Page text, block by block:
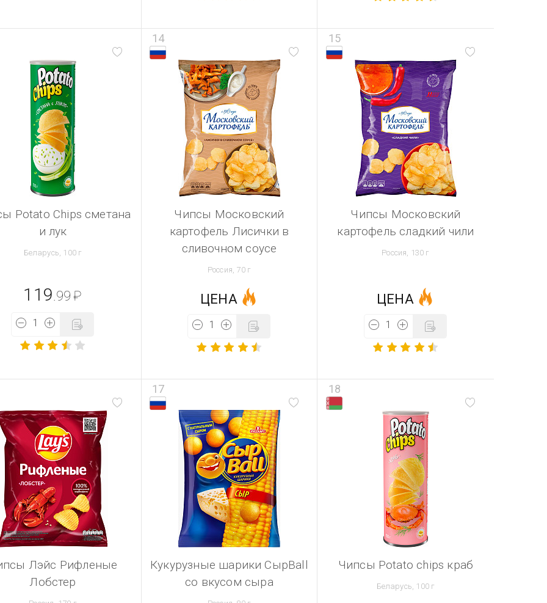
Potato Chips сметана
и лук
Беларусь, 100 г
119 .99 ₽
14
Чипсы Московский
картофель Лисички в
сливочном соусе
Россия, 70 г
ЦЕНА
15
Чипсы Московский
картофель сладкий чили
Россия, 130 г
ЦЕНА
Лэйс Рифленые
Лобстер
17
Кукурузные шарики СырBall
со вкусом сыра
18
Чипсы Potato chips краб
Беларусь, 100 г